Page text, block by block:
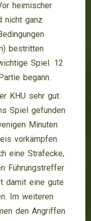
heimischer
nicht ganz
bestritten
Spiel. 12
begann.
KHU sehr gut.
Spiel gefunden
Minuten
vorkämpfen.
eine Strafecke,
Führungstreffer
damit eine gute
Im weiteren
den Angriffen